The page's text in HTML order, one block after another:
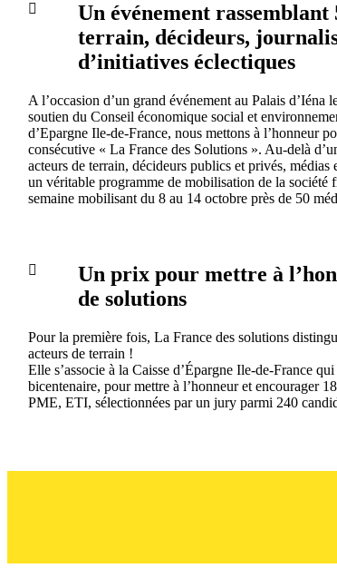
Un événement rassemblant
terrain, décideurs,
d’initiatives éclectiques
A l’occasion d’un grand événement au Palais d’Iéna
soutien du Conseil économique social et
d’Epargne Ile-de-France, nous mettons à l’honneur
consécutive « La France des Solutions ». Au-delà
acteurs de terrain, décideurs publics et privés, médias
un véritable programme de mobilisation de la société
semaine mobilisant du 8 au 14 octobre près de 50
Un prix pour mettre à
de solutions
Pour la première fois, La France des solutions
acteurs de terrain !
Elle s’associe à la Caisse d’Épargne Ile-de-France
bicentenaire, pour mettre à l’honneur et encourager
PME, ETI, sélectionnées par un jury parmi 240